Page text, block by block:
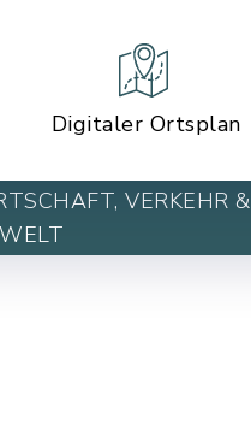
Digitaler Ortsplan
VERKEHR &